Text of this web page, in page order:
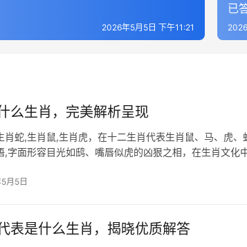
2026年5月5日 下午11:21
已
么生肖，完美解析呈现
肖蛇,生肖鼠,生肖虎，在十二生肖代表生肖鼠、马、虎
,字面形容目光如鸱、嘴唇似虎的凶狠之相，在生肖文化
月5日
表是什么生肖，揭晓优质解答